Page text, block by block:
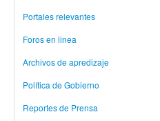
Portales relevantes
Foros en linea
Archivos de apredizaje
Política de Gobierno
Reportes de Prensa